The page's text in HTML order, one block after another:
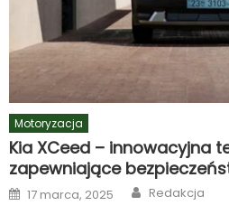
Motoryzacja
Kia XCeed – innowacyjna
zapewniające
Posted
on
17 marca, 2025 Author
Redakcja